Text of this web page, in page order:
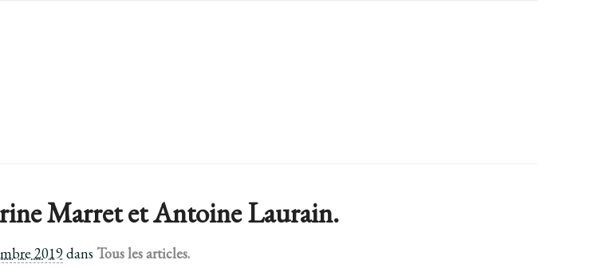
Marret et Antoine Laurain.
2019dans Tous les articles.